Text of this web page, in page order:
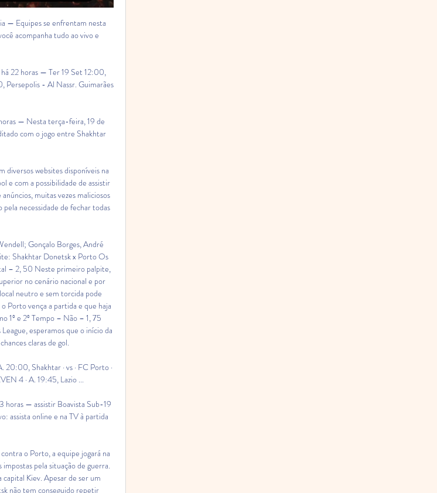
há 1 dia — ) Vizela x Benfica ao vivo ver tv online 16 sete há 6 horas ] assistir Gil Vicente e Estoril ao vivo ver tvhá 19 horas —... TV Estoril ...

TV1 22:45 horasQuarta-feira dia 2023-09-20 Sampaio Corrêa vs Vila Nova VS PFC 01:30 horas Real Sociedad S19 vs Inter S19 VS CANAL 11 11:00 horas Sevilla S19 vs Lens S19 VS ELEVEN 4 13:00 horas Real Madrid S19 vs Union Berlin S19 VS ELEVEN 3 13:00 horas Benfica S19 vs RB Salzburg S19 VS ELEVEN 1 13:00 horas Sp. Braga S19 vs Napoli S19 VS CANAL 11 14:00 horas Lille vs Olimpija VS SPORT. TV1 15:30 horas Real Madrid vs Union Berlin VS ELEVEN 2 17:45 horas Galatasaray vs Kobenhavn VS ELEVEN 3 17:45 horas Assistir partidas de futebol nunca foi tão fácil. 

[[[AO VIVO!][[[]] Club Brugge U-19 e FC Porto S19 ao vivo assistir Club Brugge x Porto: onde assistir ao vivo e online, horário, escalação e mais da Champions LeagueLiga dos Campeões da UEFA 13:45 BRT 25/10/2022 Equipes ...

br (disponível para as maiores ligas de futebol) fornece estatísticas detalhadas (posse de bola, chutes a gol/fora, faltas, escanteios, tiros livres), escalações e narração ao vivo. Siga os placares ao vivo para FC Porto U19 e outros resultados de futebol agora em Flashscore. br! Próximas partidas: 19. 

Quando pensa nos jogos de futebol para assistir poderá contar nesta liga com referências como: Halaand, Diogo Jota, Bernardo Silva, Enzo Fernandez, Havertz, Bruno Fernandes, De Bruyne, entre outros. La Liga: Este é dos campeonatos que mais tem evoluído a nível geral, principalmente quando se tornam referência na Liga dos Campeões. Assim sendo, quando pensa em jogos para assistir, não se esqueça da Espanha, com jogadores como: Vinicius Junior, Modric, Kroos, Lewandoswki, Raphinha, Courtois, Griezmann, etc. Ligue 1: O crescimento do campeonato francês tem sido gradual, com a aposta em equipas como o PSG em grandes nomes. Por isso, é através do PSG que poderá assistir a jogos de futebol na presença de Mbappé, Neymar ou Vitinha, Danilo, Renato Sanchez, Gonçalo Ramos, etc. 

FC Porto U19 Quando a partida começar, você poderá acompanhar o placar ao vivo do Shakhtar Donetsk U19 vs FC Porto U19, a classificação, as estatísticas da partida e os ...

A internet é uma ferramenta crucial nos dias de hoje e é através dela que é possível encontrar o jogo da seu equipa favorita online, diretamente da sua casa. Aproveite a oportunidade das principais ligas e campeonatos de futebol do mundo e acompanhe a seu equipa do coração. Aqui no jogadores. pt o fã de futebol encontra a programação completa das principais partidas. São campeonatos de diferentes países, com craques de diversas nacionalidades, para o amante ficar de fora da festa do futebol. Onde apostar em partidas de futebol em direto? Casa de Apostas Oferece apostas em direto? Código Promocional Sim. 

(Assistir ao Vivo##) assistir Porto B e Feirense ao vivo transmissão ... TV - Sexta-feira, 28 de Outubro 17:30 1. ((TV esportiva=)) assistir Club Brugge U-19 x FC Porto S19 ao vivo hoje 26 outubro 2022 | A CriterioTV4 17:45 horas ...

Seu último grande feito foi vencer a Champions em 2003 sob o comando de José Mourinho. Desde então, o Porto chegou às quartas de final em apenas quatro ocasi